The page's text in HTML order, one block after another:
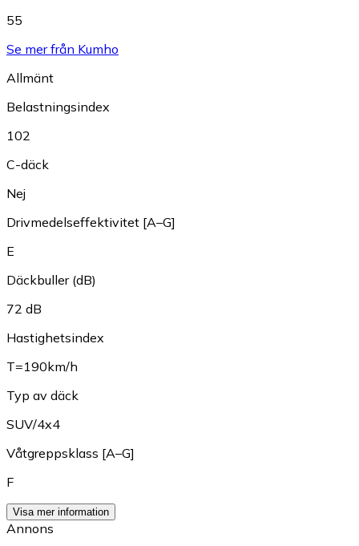
55
Se mer från Kumho
Allmänt
Belastningsindex
102
C-däck
Nej
Drivmedelseffektivitet [A–G]
E
Däckbuller (dB)
72 dB
Hastighetsindex
T=190km/h
Typ av däck
SUV/4x4
Våtgreppsklass [A–G]
F
Visa mer information
Annons